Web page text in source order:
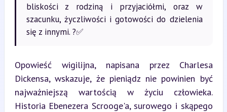
bliskości z rodziną i przyjaciółmi, oraz w
szacunku, życzliwości i gotowości do dzielenia
się z innymi. ?✅
Opowieść wigilijna, napisana przez Charlesa
Dickensa, wskazuje, że pieniądz nie powinien być
najważniejszą wartością w życiu człowieka.
Historia Ebenezera Scrooge'a, surowego i skąpego